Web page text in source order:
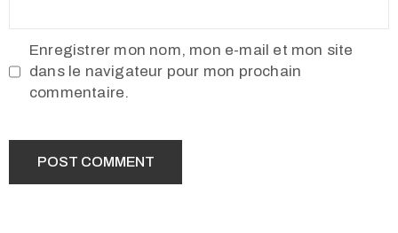
Enregistrer mon nom, mon e-mail et mon site
dans le navigateur pour mon prochain
commentaire.